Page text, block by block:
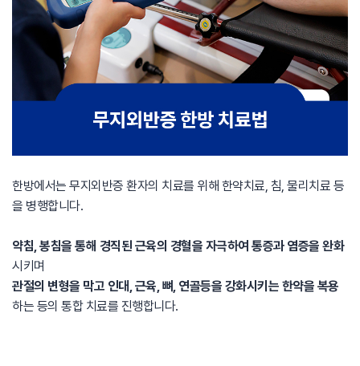
한방에서는 무지외반증 환자의 치료를 위해 한약치료, 침, 물리치료 등
을 병행합니다.
약침, 봉침을 통해 경직된 근육의 경혈을 자극하여 통증과 염증을 완화
시키며
관절의 변형을 막고 인대, 근육, 뼈, 연골등을 강화시키는 한약을 복용
하는 등의 통합 치료를 진행합니다.